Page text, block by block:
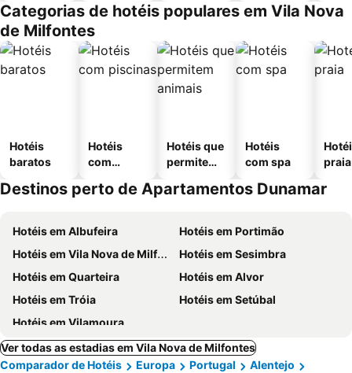
Categorias de hotéis populares em Vila Nova
de Milfontes
Hotéis
baratos
Hotéis
com
Hotéis que
permitem
Hotéis
com spa
praia
Destinos perto de Apartamentos Dunamar
Hotéis em Albufeira
Hotéis em Portimão
Hotéis em Vila Nova de Milfontes
Hotéis em Sesimbra
Hotéis em Quarteira
Hotéis em Alvor
Hotéis em Tróia
Hotéis em Setúbal
Hotéis em Vilamoura
Ver todas as estadias em Vila Nova de Milfontes
Comparador de Hotéis
Europa Portugal
Alentejo